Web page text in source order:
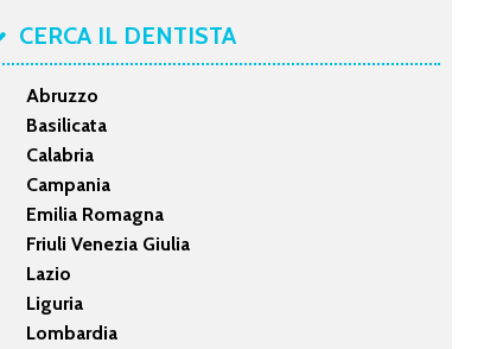
CERCA IL DENTISTA
Abruzzo
Basilicata
Calabria
Campania
Emilia Romagna
Friuli Venezia Giulia
Lazio
Liguria
Lombardia